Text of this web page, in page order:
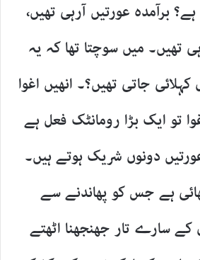
برآمدہ عورتیں آرہی تھیں،
تھیں۔ میں سوچتا تھا کہ یہ
جاتی تھیں؟۔ انھیں اغوا
تو ایک بڑا رومانٹک فعل ہے
دونوں شریک ہوتے ہیں۔
ہے جس کو پھاندنے سے
سارے تار جھنجھنا اٹھتے